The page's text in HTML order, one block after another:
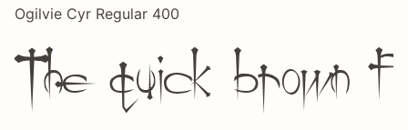
Ogilvie Cyr Regular 400
The quick brown